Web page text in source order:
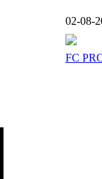
02-08-
FC